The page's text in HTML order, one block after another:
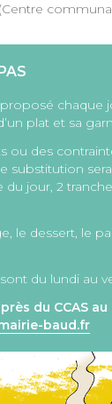
chaque
plat et sa
ou des
substitution
du jour, 2
le dessert, le
du lundi au
du CCAS au
baud.fr